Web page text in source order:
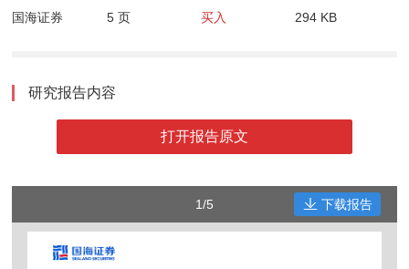
国海证券 5 页 买入 294 KB
研究报告内容
打开报告原文
1/5 下载报告